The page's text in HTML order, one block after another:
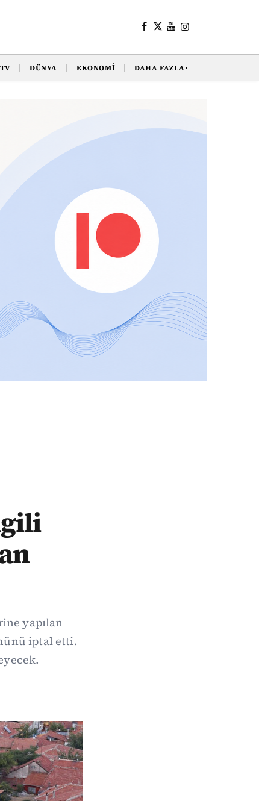
DÜNYA EKONOMI DAHA FAZLA▼
yapılan
iptal etti.